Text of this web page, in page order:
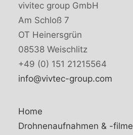
vivitec group GmbH
Am Schloß 7
OT Heinersgrün
08538 Weischlitz
+49 (0) 151 21215564
info@vivtec-group.com
Home
Drohnenaufnahmen & -filme